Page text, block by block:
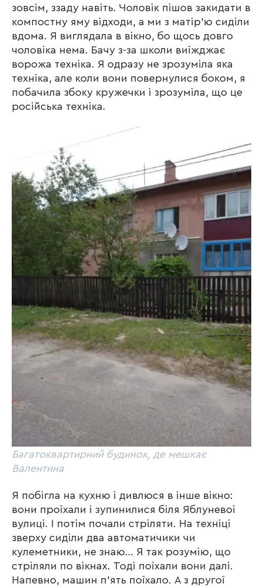
зовсім, ззаду навіть. Чоловік пішов закидати в
компостну яму відходи, а ми з матір’ю сиділи
вдома. Я виглядала в вікно, бо щось довго
чоловіка нема. Бачу з-за школи виїжджає
ворожа техніка. Я одразу не зрозуміла яка
техніка, але коли вони повернулися боком, я
побачила збоку кружечки і зрозуміла, що це
російська техніка.
Багатоквартирний будинок, де мешкає
Валентина
Я побігла на кухню і дивлюся в інше вікно:
вони проїхали і зупинилися біля Яблуневої
вулиці. І потім почали стріляти. На техніці
зверху сиділи два автоматичики чи
кулеметники, не знаю… Я так розумію, що
стріляли по вікнах. Тоді поїхали вони далі.
Напевно, машин п’ять поїхало. А з другої